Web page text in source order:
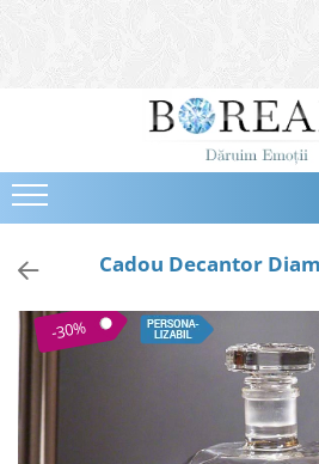
Bijuterii
Cercei
Bratari
Coliere
Brose
Tiare
Destinatari
Bijuterii Femei
Bijuterii Copii
Cadou Decantor
-30%